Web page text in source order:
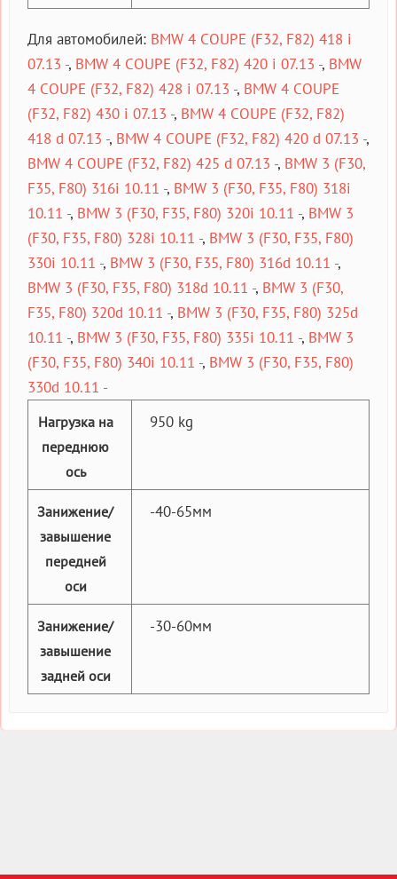
Для автомобилей: BMW 4 COUPE (F32, F82) 418 i
07.13 -, BMW 4 COUPE (F32, F82) 420 i 07.13 -, BMW
4 COUPE (F32, F82) 428 i 07.13 -, BMW 4 COUPE
(F32, F82) 430 i 07.13 -, BMW 4 COUPE (F32, F82)
418 d 07.13 -, BMW 4 COUPE (F32, F82) 420 d 07.13 -,
BMW 4 COUPE (F32, F82) 425 d 07.13 -, BMW 3 (F30,
F35, F80) 316i 10.11 -, BMW 3 (F30, F35, F80) 318i
10.11 -, BMW 3 (F30, F35, F80) 320i 10.11 -, BMW 3
(F30, F35, F80) 328i 10.11 -, BMW 3 (F30, F35, F80)
330i 10.11 -, BMW 3 (F30, F35, F80) 316d 10.11 -,
BMW 3 (F30, F35, F80) 318d 10.11 -, BMW 3 (F30,
F35, F80) 320d 10.11 -, BMW 3 (F30, F35, F80) 325d
10.11 -, BMW 3 (F30, F35, F80) 335i 10.11 -, BMW 3
(F30, F35, F80) 340i 10.11 -, BMW 3 (F30, F35, F80)
330d 10.11 -
Нагрузка на
переднюю
ось
950 kg
Занижение/
завышение
передней
оси
-40-65мм
Занижение/
завышение
задней оси
-30-60мм